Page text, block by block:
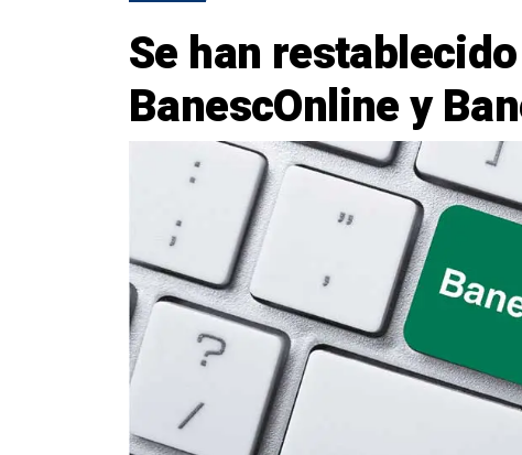
Se han
BanescOnline y